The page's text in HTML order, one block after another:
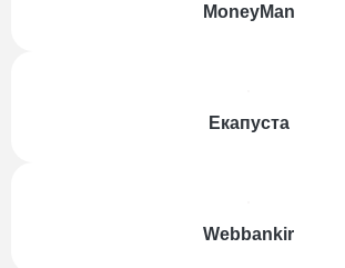
MoneyMan
Екапуста
Webbankir